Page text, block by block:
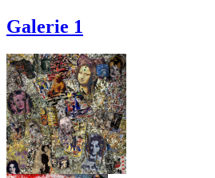
Galerie 1